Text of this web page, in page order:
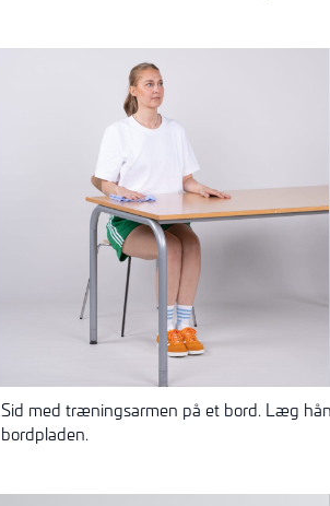
Sid med træningsarmen på et bord. Læg
bordpladen.